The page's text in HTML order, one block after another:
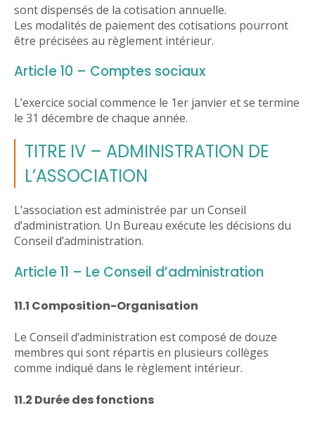
sont dispensés de la cotisation annuelle.
Les modalités de paiement des cotisations pourront
être précisées au règlement intérieur.
Article 10 – Comptes sociaux
L’exercice social commence le 1er janvier et se termine
le 31 décembre de chaque année.
TITRE IV – ADMINISTRATION DE
L’ASSOCIATION
L’association est administrée par un Conseil
d’administration. Un Bureau exécute les décisions du
Conseil d’administration.
Article 11 – Le Conseil d’administration
11.1 Composition-Organisation
Le Conseil d’administration est composé de douze
membres qui sont répartis en plusieurs collèges
comme indiqué dans le règlement intérieur.
11.2 Durée des fonctions